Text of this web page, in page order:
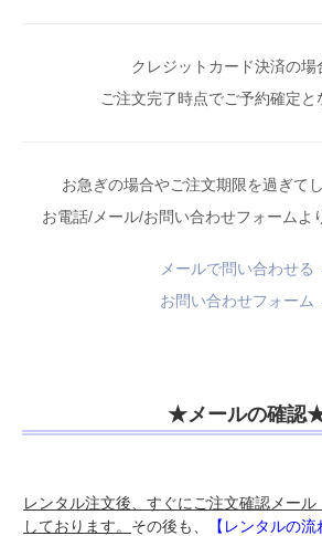
クレジットカード決済の場
ご注文完了時点でご予約確定と
お急ぎの場合やご注文期限を過ぎて
お電話/メール/お問い合わせフォームよ
メールで問い合わせる
お問い合わせフォーム
★メールの確認
レンタル注文後、すぐにご注文確認メール
しております。 その後も、 【レンタルの流